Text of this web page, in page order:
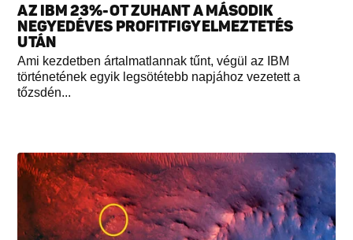
AZ IBM 23%-OT ZUHANT A MÁSODIK
NEGYEDÉVES PROFITFIGYELMEZTETÉS
UTÁN
Ami kezdetben ártalmatlannak tűnt, végül az IBM
történetének egyik legsötétebb napjához vezetett a
tőzsdén...